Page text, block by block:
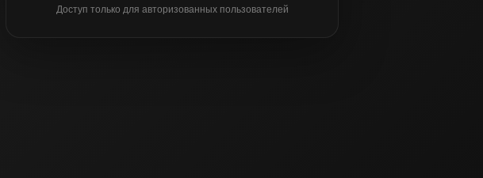
Доступ только для авторизованных пользователей